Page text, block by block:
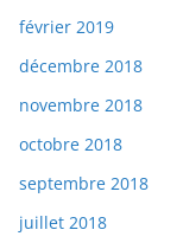
février 2019
décembre 2018
novembre 2018
octobre 2018
septembre 2018
juillet 2018